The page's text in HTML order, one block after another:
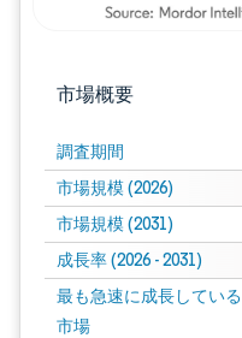
市場概要
調査期間
市場規模 (2026)
市場規模 (2031)
成長率 (2026 - 2031)
最も急速に成長している
市場